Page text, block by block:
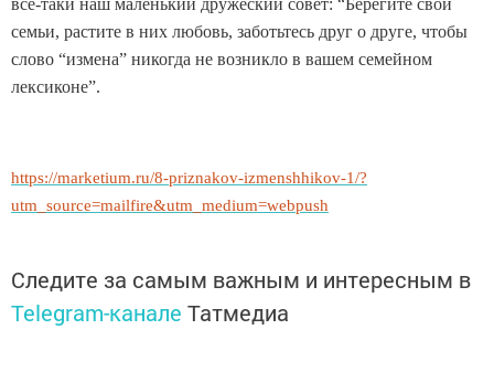
все-таки наш маленький дружеский совет: “Берегите свои
семьи, растите в них любовь, заботьтесь друг о друге, чтобы
слово “измена” никогда не возникло в вашем семейном
лексиконе”.
https://marketium.ru/8-priznakov-izmenshhikov-1/?
utm_source=mailfire&utm_medium=webpush
Следите за самым важным и интересным в
Telegram-канале Татмедиа